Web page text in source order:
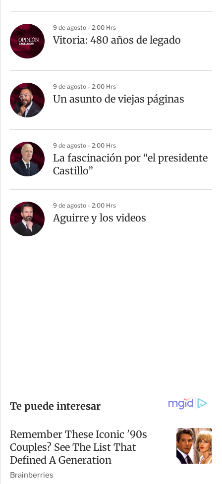
9 de agosto - 2:00 Hrs
Vitoria: 480 años de legado
9 de agosto - 2:00 Hrs
Un asunto de viejas páginas
9 de agosto - 2:00 Hrs
La fascinación por “el presidente
Castillo”
9 de agosto - 2:00 Hrs
Aguirre y los videos